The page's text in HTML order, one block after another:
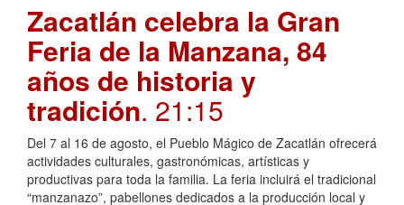
Zacatlán celebra la Gran
Feria de la Manzana, 84
años de historia y
tradición. 21:15
Del 7 al 16 de agosto, el Pueblo Mágico de Zacatlán ofrecerá
actividades culturales, gastronómicas, artísticas y
productivas para toda la familia. La feria incluirá el tradicional
“manzanazo”, pabellones dedicados a la producción local y